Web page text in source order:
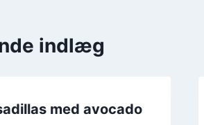
indlæg
med avocado